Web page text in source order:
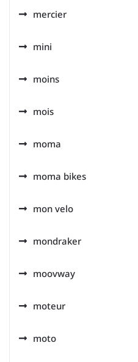
mercier
mini
moins
mois
moma
moma bikes
mon velo
mondraker
moovway
moteur
moto